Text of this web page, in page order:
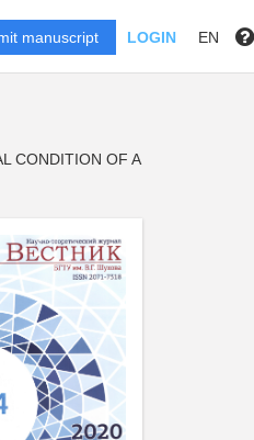
manuscript LOGIN EN
CONDITION OF A